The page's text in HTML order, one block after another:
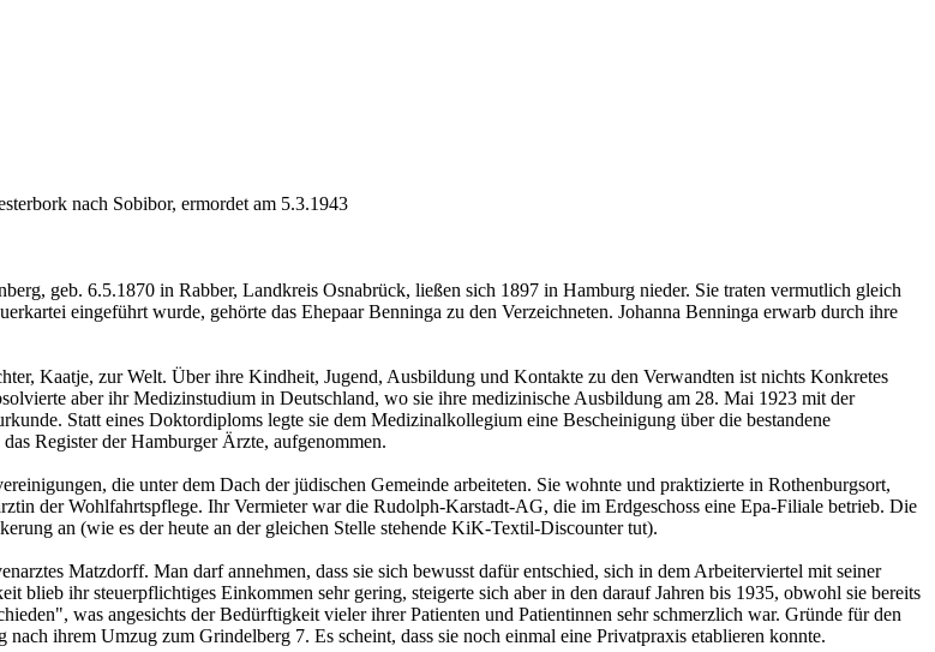
nach Sobibor, ermordet am 5.3.1943
geb. 6.5.1870 in Rabber, Landkreis Osnabrück, ließen sich 1897 in Hamburg nieder. Sie traten vermutlich gleich
eingeführt wurde, gehörte das Ehepaar Benninga zu den Verzeichneten. Johanna Benninga erwarb durch ihre
Kaatje, zur Welt. Über ihre Kindheit, Jugend, Ausbildung und Kontakte zu den Verwandten ist nichts Konkretes
aber ihr Medizinstudium in Deutschland, wo sie ihre medizinische Ausbildung am 28. Mai 1923 mit der
Statt eines Doktordiploms legte sie dem Medizinalkollegium eine Bescheinigung über die bestandene
Register der Hamburger Ärzte, aufgenommen.
die unter dem Dach der jüdischen Gemeinde arbeiteten. Sie wohnte und praktizierte in Rothenburgsort,
der Wohlfahrtspflege. Ihr Vermieter war die Rudolph-Karstadt-AG, die im Erdgeschoss eine Epa-Filiale betrieb. Die
an (wie es der heute an der gleichen Stelle stehende KiK-Textil-Discounter tut).
Matzdorff. Man darf annehmen, dass sie sich bewusst dafür entschied, sich in dem Arbeiterviertel mit seiner
blieb ihr steuerpflichtiges Einkommen sehr gering, steigerte sich aber in den darauf Jahren bis 1935, obwohl sie bereits
was angesichts der Bedürftigkeit vieler ihrer Patienten und Patientinnen sehr schmerzlich war. Gründe für den
ihrem Umzug zum Grindelberg 7. Es scheint, dass sie noch einmal eine Privatpraxis etablieren konnte.